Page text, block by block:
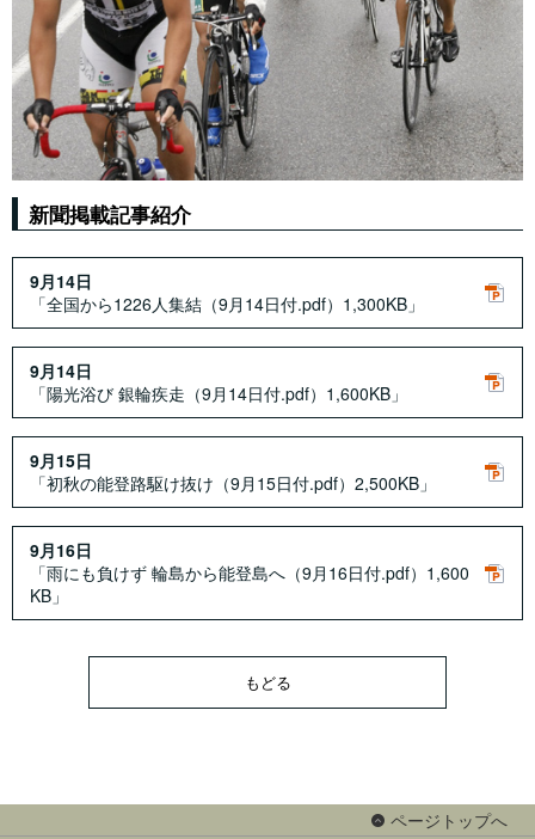
新聞掲載記事紹介
9月14日
「全国から1226人集結（9月14日付.pdf）1,300KB」
9月14日
「陽光浴び 銀輪疾走（9月14日付.pdf）1,600KB」
9月15日
「初秋の能登路駆け抜け（9月15日付.pdf）2,500KB」
9月16日
「雨にも負けず 輪島から能登島へ（9月16日付.pdf）1,600
KB」
もどる
ページトップへ